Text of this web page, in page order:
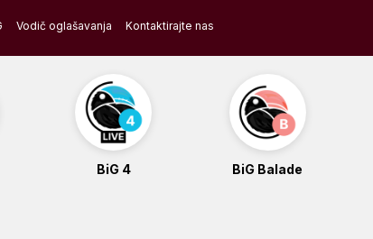
Vodič oglašavanja Kontaktirajte nas
BiG 4 BiG Balade